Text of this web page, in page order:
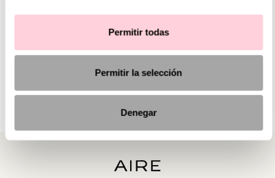
Permitir todas
Permitir la selección
Denegar